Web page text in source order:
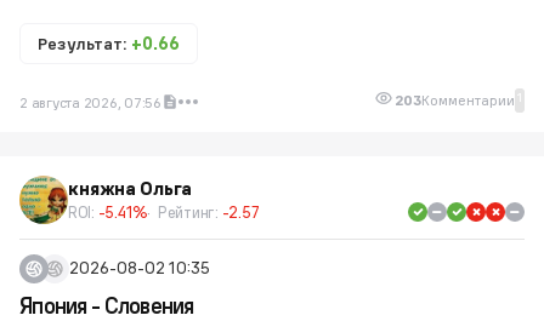
Результат: +0.66
2 августа 2026, 07:56 203Комментарии 1
княжна Ольга
ROI: -5.41% Рейтинг: -2.57
2026-08-02 10:35
Япония - Словения